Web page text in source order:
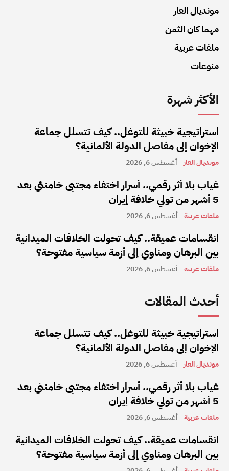
مونديال العار
مهما كان الثمن
ملفات عربية
منوعات
الأكثر شهرة
استراتيجية خبيثة للتوغل.. كيف تتسلل جماعة
الإخوان إلى مفاصل الدولة الألمانية؟
مونديال العار أغسطس 6, 2026
غياب بلا أثر رقمي.. أسرار اختفاء مجتبى خامنئي بعد
5 أشهر من تولي خلافة إيران
ملفات عربية أغسطس 6, 2026
انقسامات عميقة.. كيف تحولت الخلافات الميدانية
بين البرهان ومناوي إلى أزمة سياسية مفتوحة؟
ملفات عربية أغسطس 6, 2026
أحدث المقالات
استراتيجية خبيثة للتوغل.. كيف تتسلل جماعة
الإخوان إلى مفاصل الدولة الألمانية؟
مونديال العار أغسطس 6, 2026
غياب بلا أثر رقمي.. أسرار اختفاء مجتبى خامنئي بعد
5 أشهر من تولي خلافة إيران
ملفات عربية أغسطس 6, 2026
انقسامات عميقة.. كيف تحولت الخلافات الميدانية
بين البرهان ومناوي إلى أزمة سياسية مفتوحة؟